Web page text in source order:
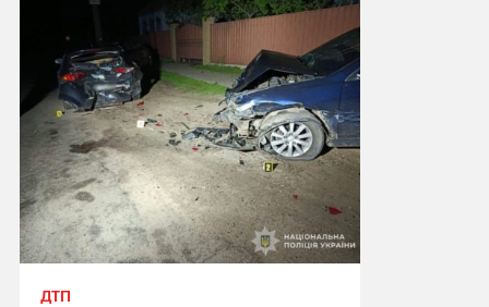
ДТП